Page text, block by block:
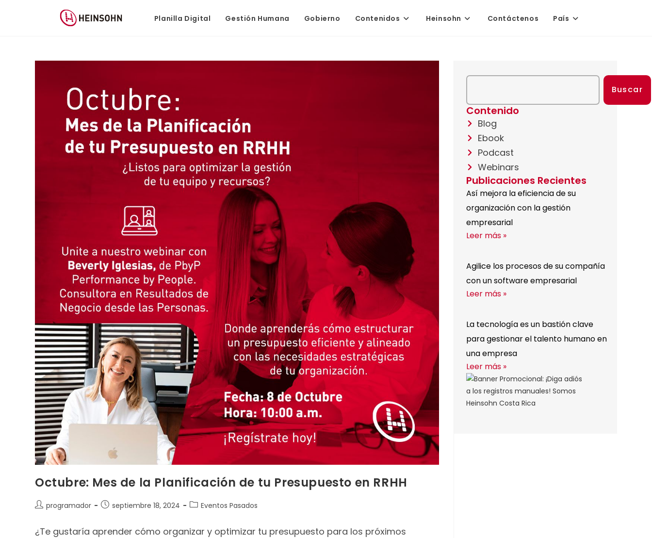
Planilla Digital Gestión Humana Gobierno Contenidos Heinsohn Contáctenos País
Octubre: Mes de la Planificación de tu Presupuesto en RRHH
programador septiembre 18, 2024 Eventos Pasados
¿Te gustaría aprender cómo organizar y optimizar tu presupuesto para los próximos
Buscar
Contenido
Blog
Ebook
Podcast
Webinars
Publicaciones Recientes
Así mejora la eficiencia de su
organización con la gestión
empresarial
Leer más »
Agilice los procesos de su compañía
con un software empresarial
Leer más »
La tecnología es un bastión clave
para gestionar el talento humano en
una empresa
Leer más »